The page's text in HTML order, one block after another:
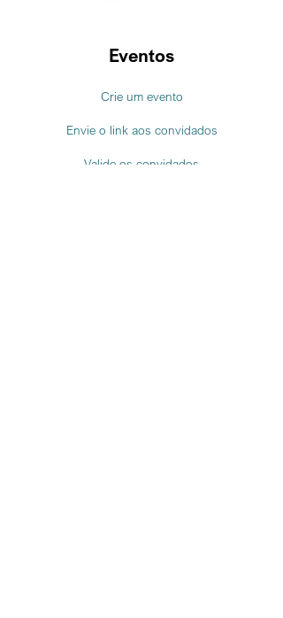
Eventos
Crie um evento
Envie o link aos convidados
Valide os convidados